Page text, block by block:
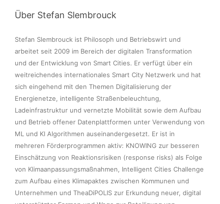
Über Stefan Slembrouck
Stefan Slembrouck ist Philosoph und Betriebswirt und
arbeitet seit 2009 im Bereich der digitalen Transformation
und der Entwicklung von Smart Cities. Er verfügt über ein
weitreichendes internationales Smart City Netzwerk und hat
sich eingehend mit den Themen Digitalisierung der
Energienetze, intelligente Straßenbeleuchtung,
Ladeinfrastruktur und vernetzte Mobilität sowie dem Aufbau
und Betrieb offener Datenplattformen unter Verwendung von
ML und KI Algorithmen auseinandergesetzt. Er ist in
mehreren Förderprogrammen aktiv: KNOWING zur besseren
Einschätzung von Reaktionsrisiken (response risks) als Folge
von Klimaanpassungsmaßnahmen, Intelligent Cities Challenge
zum Aufbau eines Klimapaktes zwischen Kommunen und
Unternehmen und TheaDiPOLIS zur Erkundung neuer, digital